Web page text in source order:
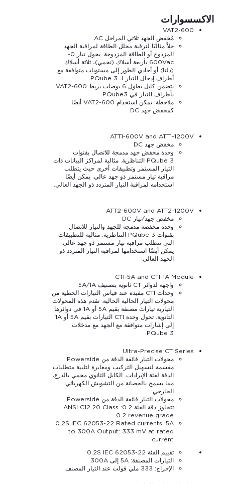
الاكسسوارات
VAT2-600
مُخفض الجهد ثلاثي المراحل AC
حلاً مثاليًا لترقية محلل الطاقة لمراقبة الجهد
المزدوج أو الطاقة المزدوجة. يحول تيار 0-
600Vac بأربعة أسلاك (نجمي)، ثلاثة أسلاك
(دلتا) أو أحادي الطور إلى مستويات متوافقة مع
أطراف إدخال التيار لـ PQube 3.
يتضمن كابل بطول 6 بوصات يربط VAT2-600
بأطراف التيار في PQube3.
ملاحظة: يمكن استخدام VAT2-600 أيضًا
كمخفض جهد DC.
ATT1-600V and ATT1-1200V
مخفض جهد DC
وحدة مخفض جهد مدمجة للاتصال بقنوات
PQube 3 التناظرية. مثالية لمراكز البيانات ذات
التيار المستمر وتطبيقات أخرى حيث يتطلب
مراقبة تيار مستمر ذو جهد عالي. يمكن أيضًا
استخدامه لمراقبة التيار المتردد ذو الجهد العالي.
ATT2-600V and ATT2-1200V
مخفض جهد/تيار DC
وحدة مخفضة مدمجة للجهد والتيار للاتصال
بقنوات PQube 3 التناظرية. مثالية للتطبيقات
التي تتطلب مراقبة تيار مستمر ذو جهد عالي.
يمكن أيضًا استخدامها لمراقبة التيار المتردد ذو
الجهد العالي.
CTI-5A and CTI-1A Module
واجهة لدوائر CT ثانوية بتصنيف 5A/1A
وحدات CTI مفيدة عند قياس التيارات الخطية من
محولات التيار الحالية الحالية. تقدم هذه المحولات
التيارية تيارات مصنفة بقيم 5A أو 1A في دوائرها
الثانوية. تحول وحدة CTI التيارات بقيم 5A أو 1A
إلى إشارات متوافقة مع الجهد مع مدخلات
PQube 3.
Ultra-Precise CT Series
محولات التيار فائقة الدقة من Powerside
مقسمة لتسهيل التركيب ومعايرة لتلبية متطلبات
الدقة لفئة الإيرادات. الكابل الثانوي محمي بالدرع،
مما يسمح بالحصانة من التشويش الكهربائي
الخارجي.
محولات التيار فائقة الدقة من Powerside
تتجاوز دقة الفئة 0.2: ANSI C12.20 Class
0.2 revenue grade.
0.2S IEC 62053-22 Rated currents: 5A
to 300A Output: 333 mV at rated
current.
تقييم الفئة 0.2S IEC 62053-22
التيارات المصنفة: 5A إلى 300A
الإخراج: 333 ملي فولت عند التيار المصنف